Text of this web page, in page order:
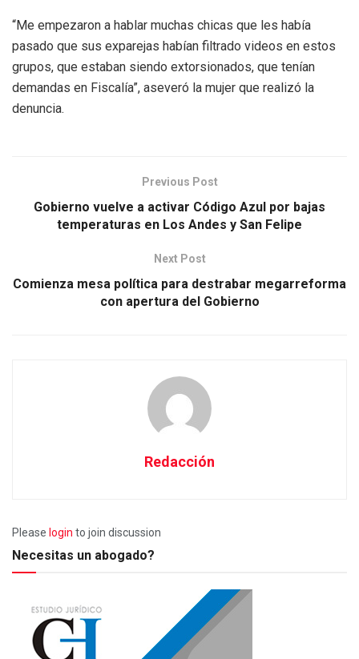
“Me empezaron a hablar muchas chicas que les había
pasado que sus exparejas habían filtrado videos en estos
grupos, que estaban siendo extorsionados, que tenían
demandas en Fiscalía”, aseveró la mujer que realizó la
denuncia.
Previous Post
Gobierno vuelve a activar Código Azul por bajas
temperaturas en Los Andes y San Felipe
Next Post
Comienza mesa política para destrabar megarreforma
con apertura del Gobierno
Redacción
Please login to join discussion
Necesitas un abogado?